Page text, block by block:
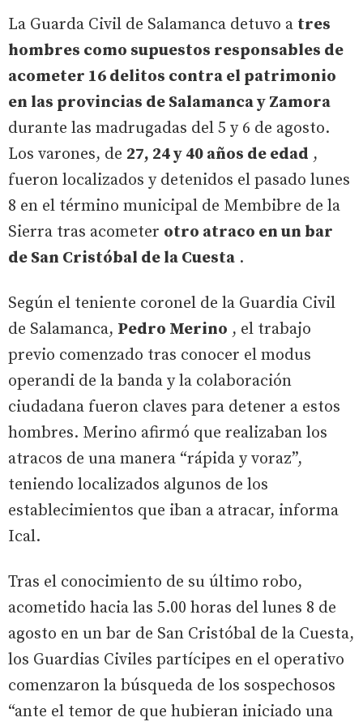
La Guarda Civil de Salamanca detuvo a tres
hombres como supuestos responsables de
acometer 16 delitos contra el patrimonio
en las provincias de Salamanca y Zamora
durante las madrugadas del 5 y 6 de agosto.
Los varones, de 27, 24 y 40 años de edad ,
fueron localizados y detenidos el pasado lunes
8 en el término municipal de Membibre de la
Sierra tras acometer otro atraco en un bar
de San Cristóbal de la Cuesta .
Según el teniente coronel de la Guardia Civil
de Salamanca, Pedro Merino , el trabajo
previo comenzado tras conocer el modus
operandi de la banda y la colaboración
ciudadana fueron claves para detener a estos
hombres. Merino afirmó que realizaban los
atracos de una manera “rápida y voraz”,
teniendo localizados algunos de los
establecimientos que iban a atracar, informa
Ical.
Tras el conocimiento de su último robo,
acometido hacia las 5.00 horas del lunes 8 de
agosto en un bar de San Cristóbal de la Cuesta,
los Guardias Civiles partícipes en el operativo
comenzaron la búsqueda de los sospechosos
“ante el temor de que hubieran iniciado una